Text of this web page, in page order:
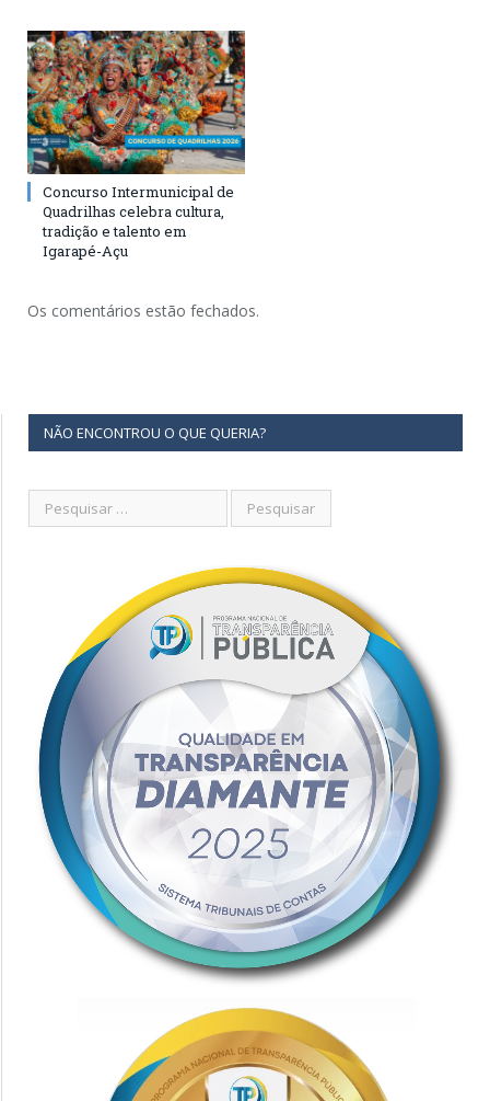
Concurso Intermunicipal de
Quadrilhas celebra cultura,
tradição e talento em
Igarapé-Açu
Os comentários estão fechados.
NÃO ENCONTROU O QUE QUERIA?